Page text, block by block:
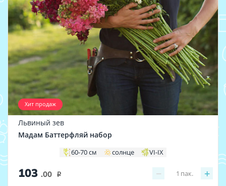
Хит продаж
Львиный зев
Мадам Баттерфляй набор
60-70 см солнце VI-IX
103 .00 i − +
1 пак.